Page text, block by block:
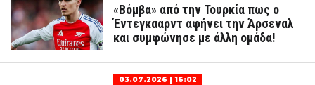
«Βόμβα» από την Τουρκία πως ο
Έντεγκααρντ αφήνει την Άρσεναλ
και συμφώνησε με άλλη ομάδα!
03.07.2026 | 16:02